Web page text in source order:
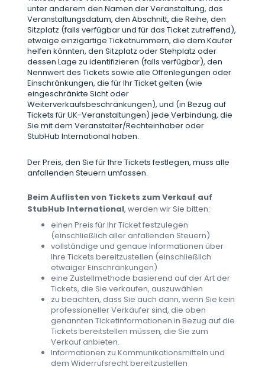
unter anderem den Namen der Veranstaltung, das
Veranstaltungsdatum, den Abschnitt, die Reihe, den
Sitzplatz (falls verfügbar und für das Ticket zutreffend),
etwaige einzigartige Ticketnummern, die dem Käufer
helfen könnten, den Sitzplatz oder Stehplatz oder
dessen Lage zu identifizieren (falls verfügbar), den
Nennwert des Tickets sowie alle Offenlegungen oder
Einschränkungen, die für Ihr Ticket gelten (wie
eingeschränkte Sicht oder
Weiterverkaufsbeschränkungen), und (in Bezug auf
Tickets für UK-Veranstaltungen) jede Verbindung, die
Sie mit dem Veranstalter/Rechteinhaber oder
StubHub International haben.
Der Preis, den Sie für Ihre Tickets festlegen, muss alle
anfallenden Steuern umfassen.
Beim Auflisten von Tickets zum Verkauf auf
StubHub International, werden wir Sie bitten:
einen Preis für Ihr Ticket festzulegen
(einschließlich aller anfallenden Steuern)
vollständige und genaue Informationen über
Ihre Tickets bereitzustellen (einschließlich
etwaiger Einschränkungen)
eine Zustellmethode basierend auf der Art der
Tickets, die Sie verkaufen, auszuwählen
zu beachten, dass Sie auch dann, wenn Sie kein
professioneller Verkäufer sind, die oben
genannten Ticketinformationen in Bezug auf die
Tickets bereitstellen müssen, die Sie zum
Verkauf anbieten.
Informationen zu Kommunikationsmitteln und
dem Widerrufsrecht bereitzustellen